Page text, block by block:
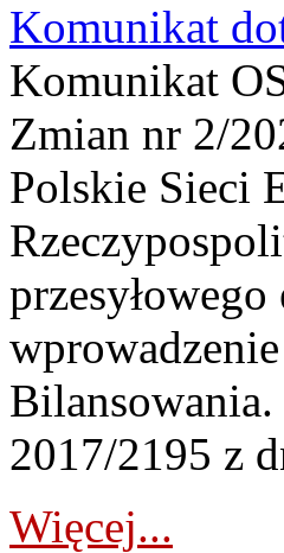
Komunikat
Komunikat
Zmian nr 2/
Polskie Sieci
2017/2195 z
Więcej...